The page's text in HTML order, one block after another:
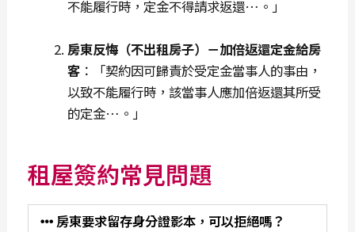
不能履行時，定金不得請求返還…。」
房東反悔（不出租房子）－加倍返還定金給房
客：「契約因可歸責於受定金當事人的事由，
以致不能履行時，該當事人應加倍返還其所受
的定金…。」
租屋簽約常見問題
房東要求留存身分證影本，可以拒絕嗎？